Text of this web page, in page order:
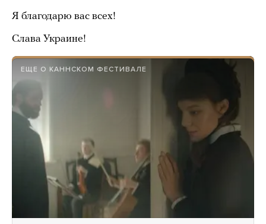
Я благодарю вас всех!
Слава Украине!
ЕЩЕ О КАННСКОМ ФЕСТИВАЛЕ